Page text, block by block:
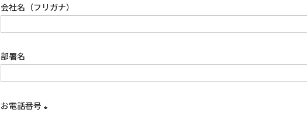
会社名（フリガナ）
部署名
お電話番号